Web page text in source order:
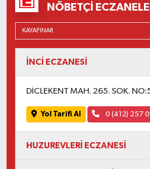
NÖBETÇI
İNCİ ECZANESİ
DİCLEKENT MAH. 265. SOK.
Yol Tarifi Al 0 (412) 257
HUZUREVLERİ ECZANESİ